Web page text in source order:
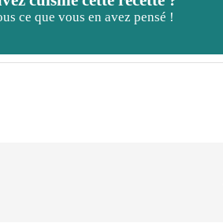
ce que vous en avez pensé !